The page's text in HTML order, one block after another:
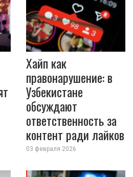
Хайп как
правонарушение: в
Узбекистане
обсуждают
ответственность за
контент ради лайков
03 февраля 2026